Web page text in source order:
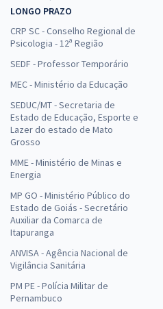
LONGO PRAZO
CRP SC - Conselho Regional de
Psicologia - 12ª Região
SEDF - Professor Temporário
MEC - Ministério da Educação
SEDUC/MT - Secretaria de
Estado de Educação, Esporte e
Lazer do estado de Mato
Grosso
MME - Ministério de Minas e
Energia
MP GO - Ministério Público do
Estado de Goiás - Secretário
Auxiliar da Comarca de
Itapuranga
ANVISA - Agência Nacional de
Vigilância Sanitária
PM PE - Polícia Militar de
Pernambuco